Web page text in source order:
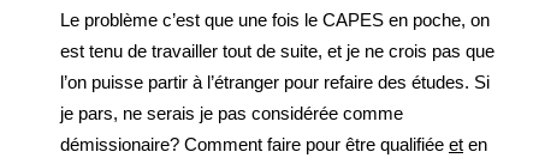
Le problème c’est que une fois le CAPES en poche, on
est tenu de travailler tout de suite, et je ne crois pas que
l’on puisse partir à l’étranger pour refaire des études. Si
je pars, ne serais je pas considérée comme
démissionaire? Comment faire pour être qualifiée et en